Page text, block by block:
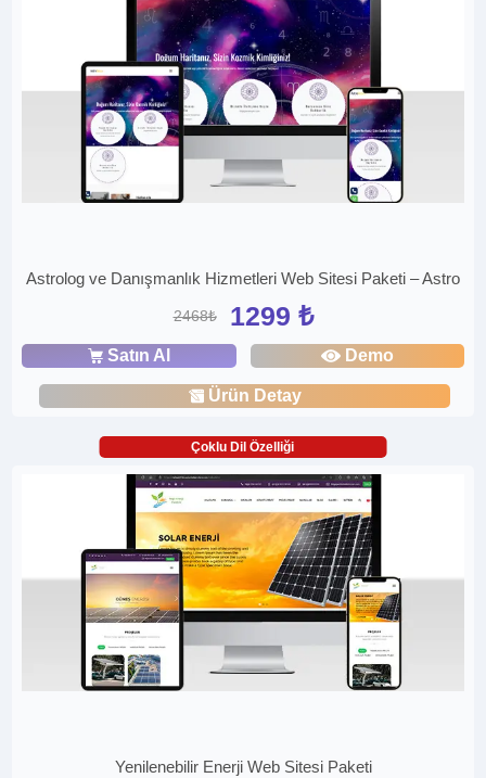
Astrolog ve Danışmanlık Hizmetleri Web Sitesi Paketi – Astro
2468₺ 1299 ₺
Satın Al Demo
Ürün Detay
Çoklu Dil Özelliği
Yenilenebilir Enerji Web Sitesi Paketi